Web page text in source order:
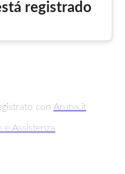
registrado
con Aruba.it
e Assistenza